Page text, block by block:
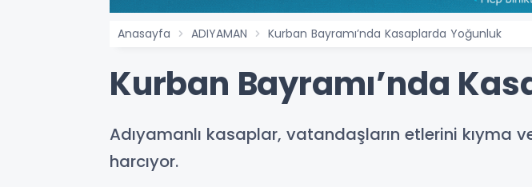
Anasayfa ADIYAMAN Kurban Bayramı’nda Kasaplarda Yoğunluk
Kurban Bayramı’nda
Adıyamanlı kasaplar, vatandaşların etlerini kıyma
harcıyor.